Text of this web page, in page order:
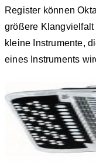
Register können
größere Klangvielfalt
kleine Instrumente,
eines Instruments